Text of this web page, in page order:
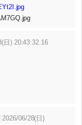
日) 20:43:32.16
2026/06/28(日)